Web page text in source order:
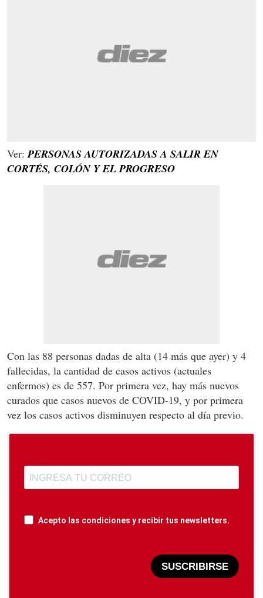
Ver:PERSONAS AUTORIZADAS A SALIR EN
CORTÉS, COLÓN Y EL PROGRESO
Con las 88 personas dadas de alta (14 más que ayer) y 4
fallecidas, la cantidad de casos activos (actuales
enfermos) es de 557. Por primera vez, hay más nuevos
curados que casos nuevos de COVID-19, y por primera
vez los casos activos disminuyen respecto al día previo.
Acepto las condiciones y recibir tus newsletters.
SUSCRIBIRSE